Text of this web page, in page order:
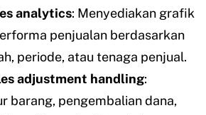
analytics: Menyediakan grafik
penjualan berdasarkan
periode, atau tenaga penjual.
adjustment handling:
barang, pengembalian dana,